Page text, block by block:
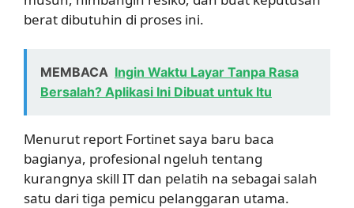
berat dibutuhin di proses ini.
MEMBACA Ingin Waktu Layar Tanpa Rasa
Bersalah? Aplikasi Ini Dibuat untuk Itu
Menurut report Fortinet saya baru baca
bagianya, profesional ngeluh tentang
kurangnya skill IT dan pelatih na sebagai salah
satu dari tiga pemicu pelanggaran utama.